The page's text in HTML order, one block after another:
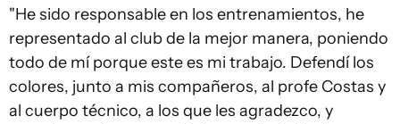
"He sido responsable en los entrenamientos, he
representado al club de la mejor manera, poniendo
todo de mí porque este es mi trabajo. Defendí los
colores, junto a mis compañeros, al profe Costas y
al cuerpo técnico, a los que les agradezco, y